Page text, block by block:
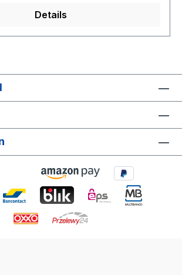
verwendet werdenkeine
Ihre Kamera vor Schäden zu
welches eine lange
Die Kamera wird im Käfig
20 Schraube verriegelt. Durch die
Aussparungen am
die Kamera ohne Montage einer
auf einem Stativ (1/4“
montiert werden. Der
Kamera-Käfig ermöglicht
den Zugang zu den
Details